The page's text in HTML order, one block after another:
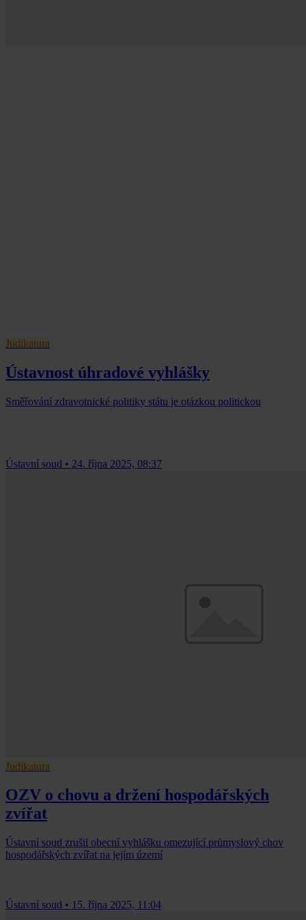
Judikatura
Ústavnost úhradové vyhlášky
Směřování zdravotnické politiky státu je otázkou politickou
Ústavní soud • 24. října 2025, 08:37
Judikatura
OZV o chovu a držení hospodářských
zvířat
Ústavní soud zrušil obecní vyhlášku omezující průmyslový chov
hospodářských zvířat na jejím území
Ústavní soud • 15. října 2025, 11:04